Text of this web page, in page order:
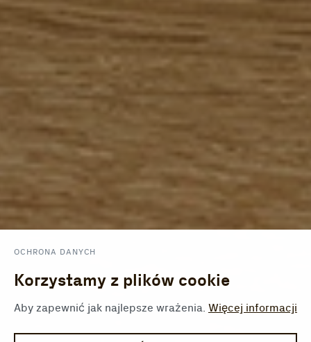
OCHRONA DANYCH
Korzystamy z plików cookie
Aby zapewnić jak najlepsze wrażenia. Więcej informacji